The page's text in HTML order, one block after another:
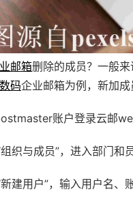
邮箱删除的成员？一般
码企业邮箱为例，新加成
账户登录云邮
织与成员”，进入部门和
建用户”，输入用户名、